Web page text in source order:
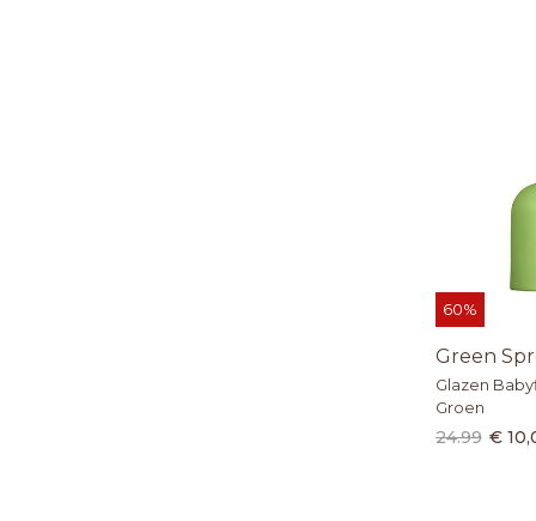
60%
Green
Glazen
Groen
24.99 €